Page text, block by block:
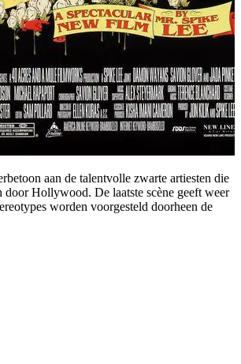
aan de talentvolle zwarte artiesten die
door Hollywood. De laatste scène geeft weer
worden voorgesteld doorheen de